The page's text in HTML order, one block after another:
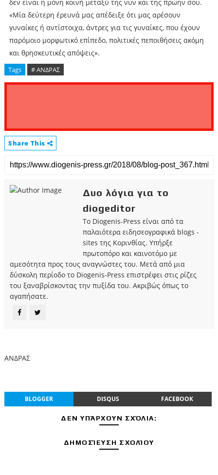
δεν είναι η μόνη κοινή μεταξύ της νυν και της πρώην σου.
«Μία δεύτερη έρευνά μας απέδειξε ότι μας αρέσουν
γυναίκες ή αντίστοιχα, άντρες για τις γυναίκες, που έχουν
παρόμοιο μορφωτικό επίπεδο, πολιτικές πεποιθήσεις ακόμη
και θρησκευτικές απόψεις».
Tags # ΑΝΔΡΑΣ
Share This
Δυο λόγια για το
diogeditor
Το Diogenis-Press είναι από τα
παλαιότερα ειδησεογραφικά blogs -
sites της Κορινθίας. Υπήρξε
πρωτοπόρο και καινοτόμο με
αμεσότητα προς τους αναγνώστες του. Μετά από μια
δύσκολη περίοδο το Diogenis-Press επιστρέφει στις ρίζες
του ξαναβρίσκοντας την πυξίδα του. Ακριβώς όπως το
αγαπήσατε.
ΑΝΔΡΑΣ
BLOGGER DISQUS FACEBOOK
ΔΕΝ ΥΠΆΡΧΟΥΝ ΣΧΌΛΙΑ:
ΔΗΜΟΣΊΕΥΣΗ ΣΧΟΛΊΟΥ